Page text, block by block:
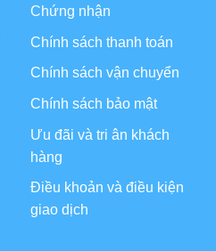
Chứng nhận
Chính sách thanh toán
Chính sách vận chuyển
Chính sách bảo mật
Ưu đãi và tri ân khách
hàng
Điều khoản và điều kiện
giao dịch